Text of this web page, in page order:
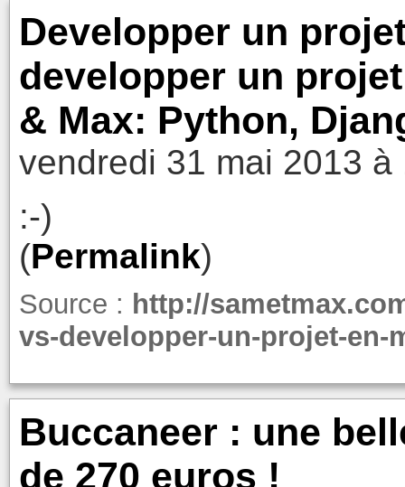
Developper un
developper un
& Max: Python,
vendredi 31 mai 2013 à
:-)
(Permalink)
Source : http://
vs-developper-un-projet-en-
Buccaneer : une
de 270 euros !